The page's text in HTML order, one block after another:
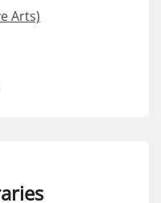
Arts)